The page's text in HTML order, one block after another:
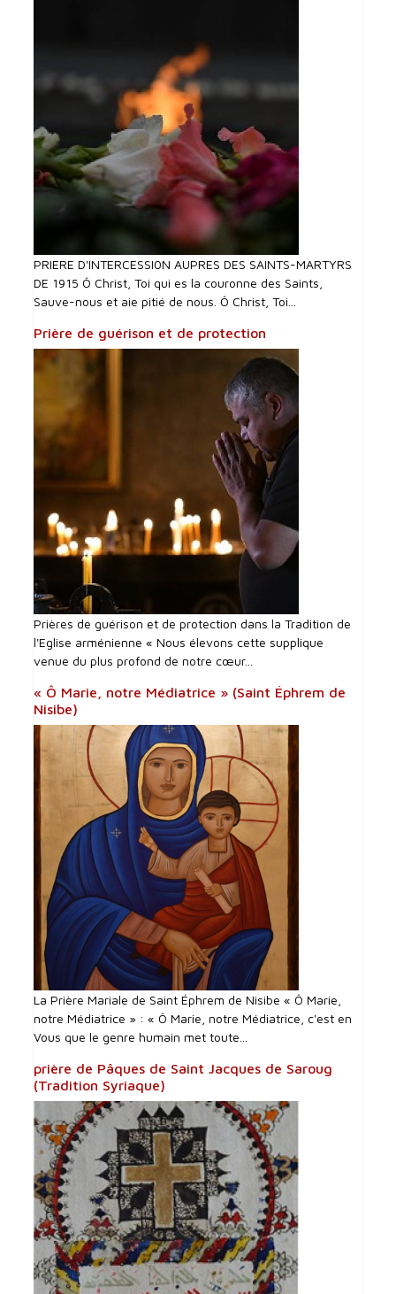
PRIERE D'INTERCESSI0N AUPRES DES SAINTS-MARTYRS
DE 1915 Ô Christ, Toi qui es la couronne des Saints,
Sauve-nous et aie pitié de nous. Ô Christ, Toi...
Prière de guérison et de protection
Prières de guérison et de protection dans la Tradition de
l'Eglise arménienne « Nous élevons cette supplique
venue du plus profond de notre cœur...
« Ô Marie, notre Médiatrice » (Saint Éphrem de
Nisibe)
La Prière Mariale de Saint Éphrem de Nisibe « Ô Marie,
notre Médiatrice » : « Ô Marie, notre Médiatrice, c'est en
Vous que le genre humain met toute...
prière de Pâques de Saint Jacques de Saroug
(Tradition Syriaque)